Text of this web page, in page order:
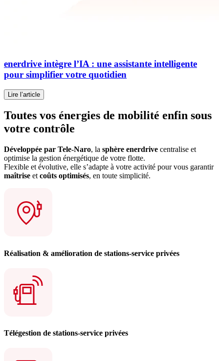
enerdrive intègre l’IA : une assistante intelligente
pour simplifier votre quotidien
Lire l’article
Toutes vos énergies de mobilité enfin sous
votre contrôle
Développée par Tele-Naro, la sphère enerdrive centralise et
optimise la gestion énergétique de votre flotte.
Flexible et évolutive, elle s’adapte à votre activité pour vous garantir
maîtrise et coûts optimisés, en toute simplicité.
Réalisation & amélioration de stations-service privées
Télégestion de stations-service privées